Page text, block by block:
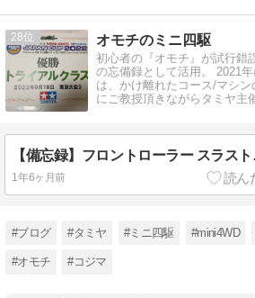
28 オモチのミニ四駆
初心者の『オモチ』が試行錯
の忘備録として活用。 2021
は、かけ離れたコース/マシ
にご教授頂きながらタミヤ主
【備忘
1年6ヶ月前
#ブログ #タミヤ #ミニ四駆 #mini4WD
#オモチ #コジマ